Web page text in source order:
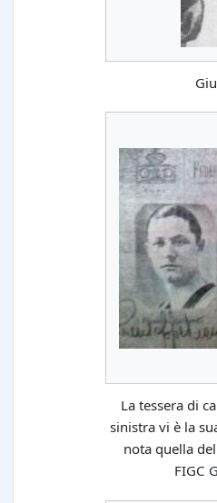
La tessera di
sinistra vi è la
nota quella
FIGC